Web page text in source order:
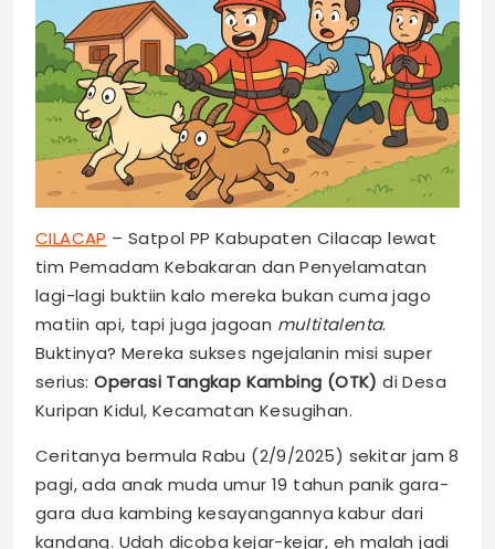
CILACAP – Satpol PP Kabupaten Cilacap lewat
tim Pemadam Kebakaran dan Penyelamatan
lagi-lagi buktiin kalo mereka bukan cuma jago
matiin api, tapi juga jagoan multitalenta.
Buktinya? Mereka sukses ngejalanin misi super
serius:Operasi Tangkap Kambing (OTK) di Desa
Kuripan Kidul, Kecamatan Kesugihan.
Ceritanya bermula Rabu (2/9/2025) sekitar jam 8
pagi, ada anak muda umur 19 tahun panik gara-
gara dua kambing kesayangannya kabur dari
kandang. Udah dicoba kejar-kejar, eh malah jadi